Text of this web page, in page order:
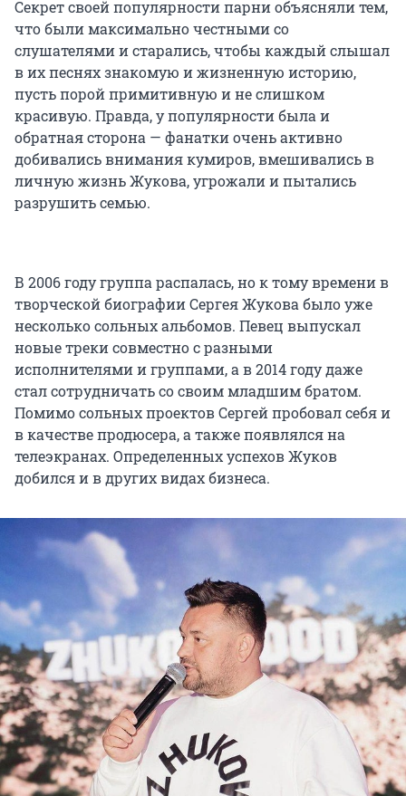
Секрет своей популярности парни объясняли тем,
что были максимально честными со
слушателями и старались, чтобы каждый слышал
в их песнях знакомую и жизненную историю,
пусть порой примитивную и не слишком
красивую. Правда, у популярности была и
обратная сторона — фанатки очень активно
добивались внимания кумиров, вмешивались в
личную жизнь Жукова, угрожали и пытались
разрушить семью.
В 2006 году группа распалась, но к тому времени в
творческой биографии Сергея Жукова было уже
несколько сольных альбомов. Певец выпускал
новые треки совместно с разными
исполнителями и группами, а в 2014 году даже
стал сотрудничать со своим младшим братом.
Помимо сольных проектов Сергей пробовал себя и
в качестве продюсера, а также появлялся на
телеэкранах. Определенных успехов Жуков
добился и в других видах бизнеса.